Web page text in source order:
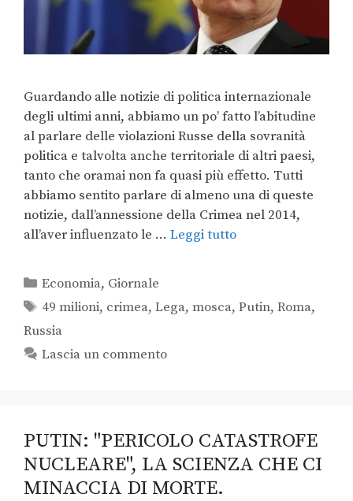
Guardando alle notizie di politica internazionale
degli ultimi anni, abbiamo un po’ fatto l’abitudine
al parlare delle violazioni Russe della sovranità
politica e talvolta anche territoriale di altri paesi,
tanto che oramai non fa quasi più effetto. Tutti
abbiamo sentito parlare di almeno una di queste
notizie, dall’annessione della Crimea nel 2014,
all’aver influenzato le … Leggi tutto
Economia, Giornale
49 milioni, crimea,Lega,mosca,Putin,Roma,
Russia
Lascia un commento
PUTIN: "PERICOLO CATASTROFE
NUCLEARE", LA SCIENZA CHE CI
MINACCIA DI MORTE.